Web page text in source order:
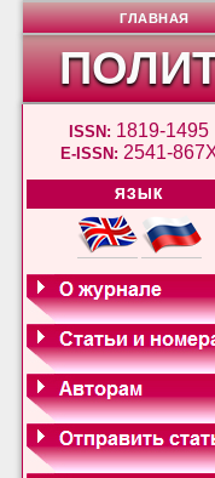
ISSN: 1819-1495
E-ISSN: 2541-
ЯЗЫК
ГЛАВНАЯ